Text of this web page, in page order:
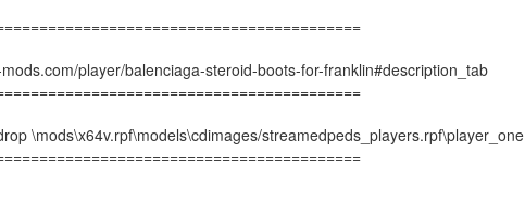
player/balenciaga-steroid-boots-for-franklin#description_tab
\mods\x64v.rpf\models\cdimages/streamedpeds_players.rpf\player_one